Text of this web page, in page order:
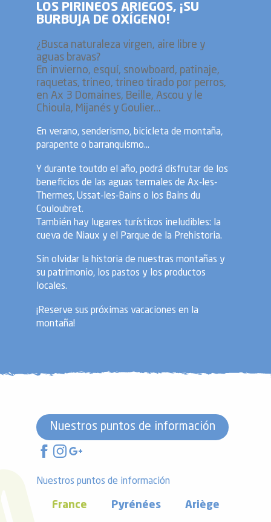
LOS PIRINEOS ARIEGOS, ¡SU
BURBUJA DE OXÍGENO!
¿Busca naturaleza virgen, aire libre y
aguas bravas?
En invierno, esquí, snowboard, patinaje,
raquetas, trineo, trineo tirado por perros,
en Ax 3 Domaines, Beille, Ascou y le
Chioula, Mijanés y Goulier...
En verano, senderismo, bicicleta de montaña,
parapente o barranquismo...
Y durante toutdo el año, podrá disfrutar de los
beneficios de las aguas termales de Ax-les-
Thermes, Ussat-les-Bains o los Bains du
Couloubret.
También hay lugares turísticos ineludibles: la
cueva de Niaux y el Parque de la Prehistoria.
Sin olvidar la historia de nuestras montañas y
su patrimonio, los pastos y los productos
locales.
¡Reserve sus próximas vacaciones en la
montaña!
Nuestros puntos de información
Nuestros puntos de información
France Pyrénées Ariège